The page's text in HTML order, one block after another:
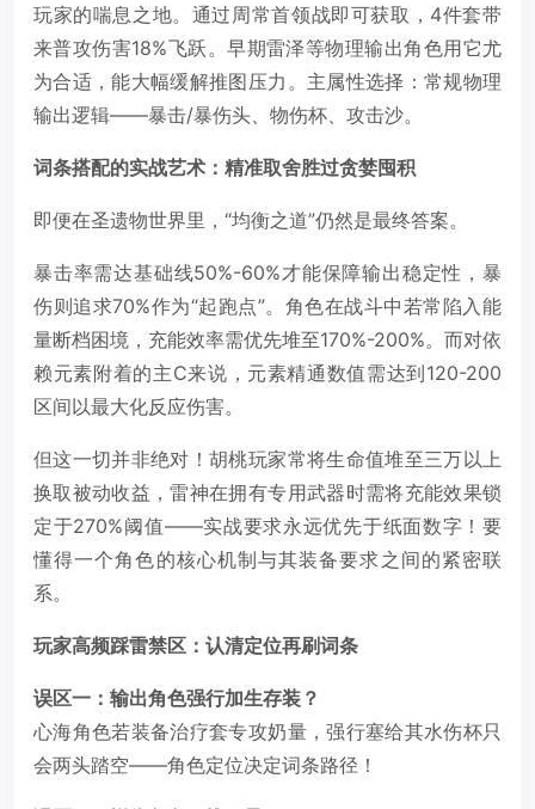
玩家的喘息之地。通过周常首领战即可获取，4件套带
来普攻伤害18%飞跃。早期雷泽等物理输出角色用它尤
为合适，能大幅缓解推图压力。主属性选择：常规物理
输出逻辑——暴击/暴伤头、物伤杯、攻击沙。
词条搭配的实战艺术：精准取舍胜过贪婪囤积
即便在圣遗物世界里，“均衡之道”仍然是最终答案。
暴击率需达基础线50%-60%才能保障输出稳定性，暴
伤则追求70%作为“起跑点”。角色在战斗中若常陷入能
量断档困境，充能效率需优先堆至170%-200%。而对依
赖元素附着的主C来说，元素精通数值需达到120-200
区间以最大化反应伤害。
但这一切并非绝对！胡桃玩家常将生命值堆至三万以上
换取被动收益，雷神在拥有专用武器时需将充能效果锁
定于270%阈值——实战要求永远优先于纸面数字！要
懂得一个角色的核心机制与其装备要求之间的紧密联
系。
玩家高频踩雷禁区：认清定位再刷词条
误区一：输出角色强行加生存装？
心海角色若装备治疗套专攻奶量，强行塞给其水伤杯只
会两头踏空——角色定位决定词条路径！